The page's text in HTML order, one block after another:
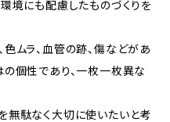
境にも配慮したものづくりを
ムラ、血管の跡、傷などがあ
の個性であり、一枚一枚異な
無駄なく大切に使いたいと考